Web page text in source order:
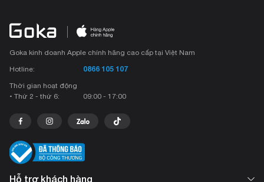
Goka kinh doanh Apple chính hãng cao cấp tại Việt Nam
Hotline:
0866 105 107
Thời gian hoạt động
• Thứ 2 - thứ 6:
09:00 - 17:00
Hỗ trợ khách hàng